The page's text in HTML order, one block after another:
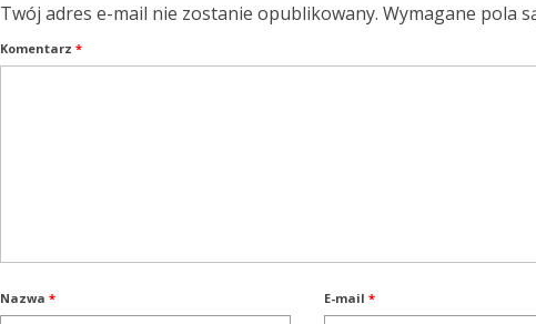
Twój adres e-mail nie zostanie opublikowany. Wymagane pola
Komentarz *
Nazwa * E-mail *